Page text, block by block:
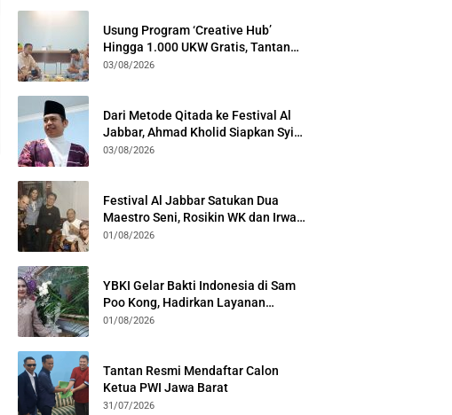
Usung Program ‘Creative Hub’
Hingga 1.000 UKW Gratis, Tantan
Sulthon Paparkan Visi PWI Jabar di
03/08/2026
Dari Metode Qitada ke Festival Al
Jabbar, Ahmad Kholid Siapkan Syiar
Al-Qur’an Lewat Nada
03/08/2026
Festival Al Jabbar Satukan Dua
Maestro Seni, Rosikin WK dan Irwan
Guntari Garap Pertunjukan Kolosal
01/08/2026
YBKI Gelar Bakti Indonesia di Sam
Poo Kong, Hadirkan Layanan
Kesehatan Gratis dan Dialog
01/08/2026
Tantan Resmi Mendaftar Calon
Ketua PWI Jawa Barat
31/07/2026